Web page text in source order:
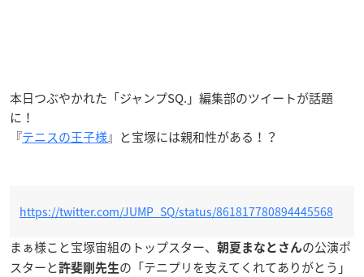
本日つぶやかれた「ジャンプSQ.」編集部のツイートが話題
に！
『テニスの王子様』と宝塚には親和性がある！？
https://twitter.com/JUMP_SQ/status/861817780894445568
まぁ様こと宝塚宙組のトップスター、 朝夏まなとさんの公演ポ
スターと許斐剛先生の「テニプリを支えてくれてありがとう」